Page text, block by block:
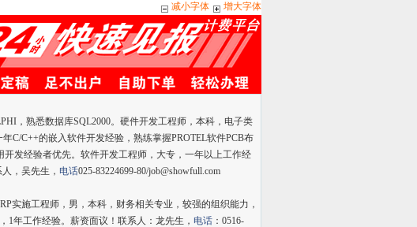
减小字体
增大字体
，熟悉数据库SQL2000。硬件开发工程师，本科，电子类
C/C++的嵌入软件开发经验，熟练掌握PROTEL软件PCB布
发经验者优先。软件开发工程师，大专，一年以上工作经
，吴先生， 电话025-83224699-80/job@showfull.com
施工程师，男，本科，财务相关专业，较强的组织能力，
1年工作经验。薪资面议！联系人：龙先生， 电话 ：0516-